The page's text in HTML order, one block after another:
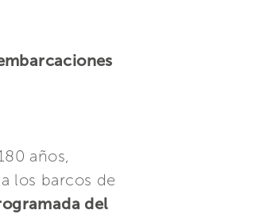
años,
los barcos de
del